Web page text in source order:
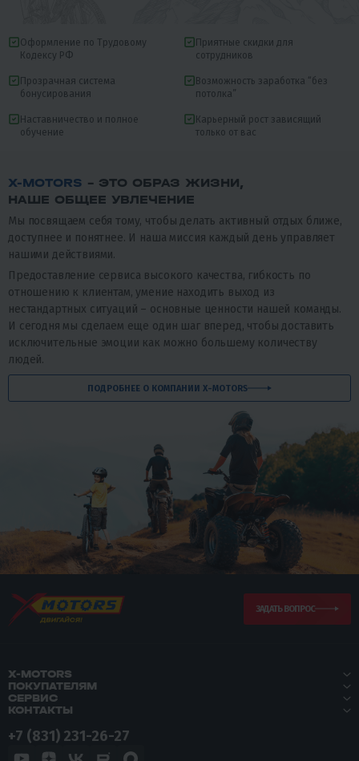
Оформление по Трудовому
Кодексу РФ
Приятные скидки для
сотрудников
Прозрачная система
бонусирования
Возможность заработка “без
потолка”
Наставничество и полное
обучение
Карьерный рост зависящий
только от вас
X-MOTORS - ЭТО ОБРАЗ ЖИЗНИ,
НАШЕ ОБЩЕЕ УВЛЕЧЕНИЕ
Мы посвящаем себя тому, чтобы делать активный отдых ближе,
доступнее и понятнее. И наша миссия каждый день управляет
нашими действиями.
Предоставление сервиса высокого качества, гибкость по
отношению к клиентам, умение находить выход из
нестандартных ситуаций – основные ценности нашей команды.
И сегодня мы сделаем еще один шаг вперед, чтобы доставить
исключительные эмоции как можно большему количеству
людей.
ПОДРОБНЕЕ О КОМПАНИИ X-MOTORS
ЗАДАТЬ ВОПРОС
X-MOTORS
ПОКУПАТЕЛЯМ
СЕРВИС
КОНТАКТЫ
+7 (831) 231-26-27